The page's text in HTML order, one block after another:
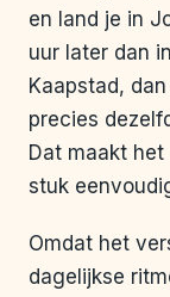
en land je in
uur later dan
Kaapstad,
precies
Dat maakt
stuk
Omdat het
dagelijkse